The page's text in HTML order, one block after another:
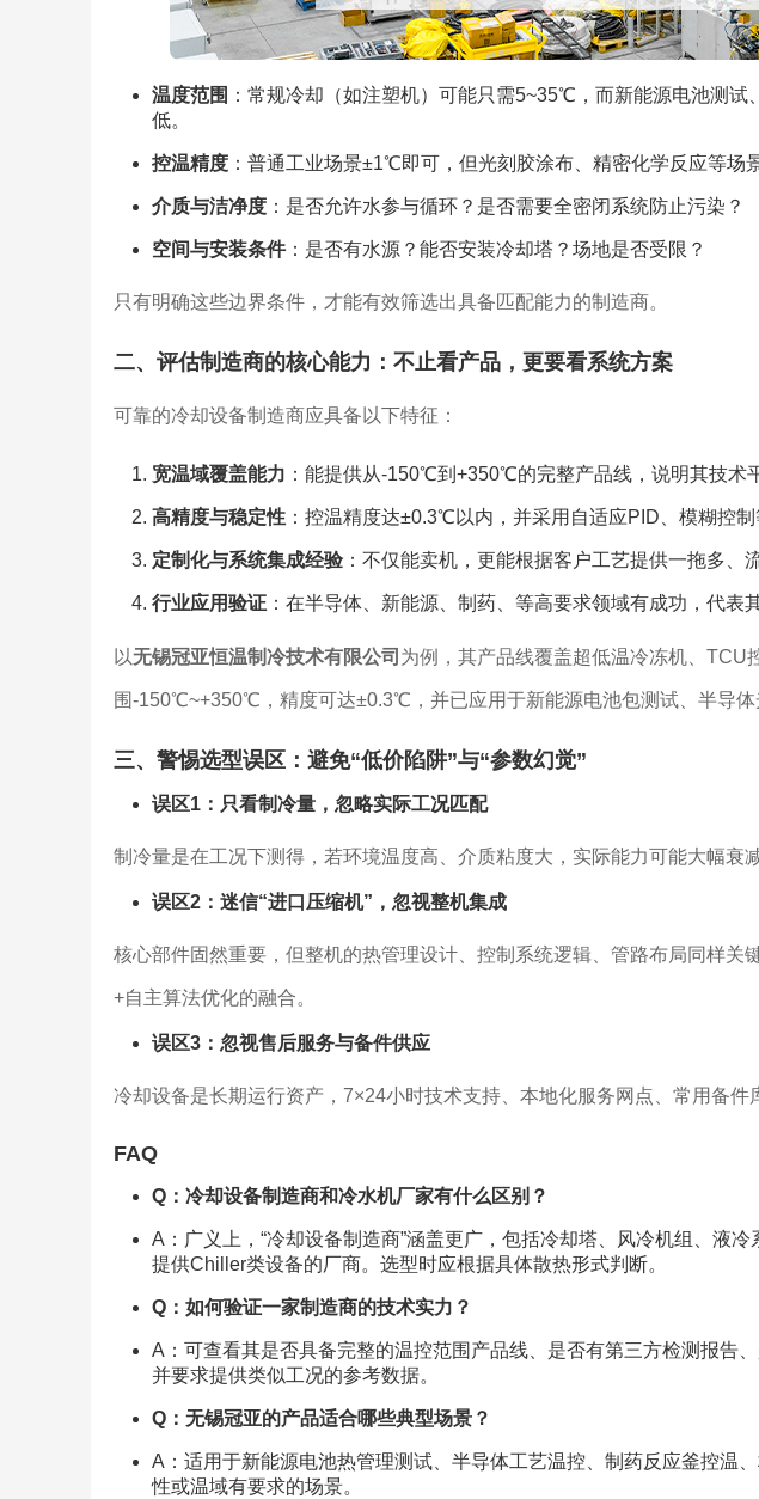
温度范围 ：常规冷却（如注塑机）可能只需5~35℃，而新能源电池测
低。
控温精度：普通工业场景±1℃即可，但光刻胶涂布、精密化学反应等场
介质与洁净度：是否允许水参与循环？是否需要全密闭系统防止污染？
空间与安装条件：是否有水源？能否安装冷却塔？场地是否受限？
只有明确这些边界条件，才能有效筛选出具备匹配能力的制造商。
二、评估制造商的核心能力：不止看产品，更要看系统方案
可靠的冷却设备制造商应具备以下特征：
宽温域覆盖能力 ：能提供从-150℃到+350℃的完整产品线，说明其技术
高精度与稳定性：控温精度达±0.3℃以内，并采用自适应PID、模糊控制
定制化与系统集成经验：不仅能卖机，更能根据客户工艺提供一拖多、
行业应用验证：在半导体、新能源、制药、等高要求领域有成功，代表
以无锡冠亚恒温制冷技术有限公司 为例，其产品线覆盖超低温冷冻机、TCU
围-150℃~+350℃，精度可达±0.3℃，并已应用于新能源电池包测试、半导体
三、警惕选型误区：避免“低价陷阱”与“参数幻觉”
误区1：只看制冷量，忽略实际工况匹配
制冷量是在工况下测得，若环境温度高、介质粘度大，实际能力可能大幅衰
误区2：迷信“进口压缩机”，忽视整机集成
核心部件固然重要，但整机的热管理设计、控制系统逻辑、管路布局同样关
+自主算法优化的融合。
误区3：忽视售后服务与备件供应
冷却设备是长期运行资产，7×24小时技术支持、本地化服务网点、常用备件
FAQ
Q：冷却设备制造商和冷水机厂家有什么区别？
A：广义上，“冷却设备制造商”涵盖更广，包括冷却塔、风冷机组、液
提供Chiller类设备的厂商。选型时应根据具体散热形式判断。
Q：如何验证一家制造商的技术实力？
A：可查看其是否具备完整的温控范围产品线、是否有第三方检测报告
并要求提供类似工况的参考数据。
Q：无锡冠亚的产品适合哪些典型场景？
A：适用于新能源电池热管理测试、半导体工艺温控、制药反应釜控温
性或温域有要求的场景。